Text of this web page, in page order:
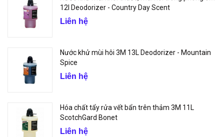
12l Deodorizer - Country Day Scent
Liên hệ
Nước khử mùi hôi 3M 13L Deodorizer - Mountain
Spice
Liên hệ
Hóa chất tẩy rửa vết bẩn trên thảm 3M 11L
ScotchGard Bonet
Liên hệ